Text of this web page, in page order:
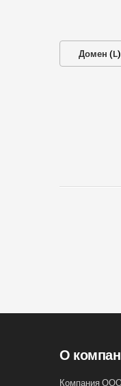
Домен (L)
О
Компания ООО